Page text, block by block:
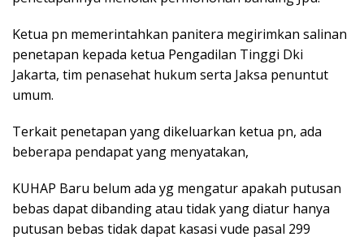
Ketua pn memerintahkan panitera megirimkan salinan
penetapan kepada ketua Pengadilan Tinggi Dki
Jakarta, tim penasehat hukum serta Jaksa penuntut
umum.
Terkait penetapan yang dikeluarkan ketua pn, ada
beberapa pendapat yang menyatakan,
KUHAP Baru belum ada yg mengatur apakah putusan
bebas dapat dibanding atau tidak yang diatur hanya
putusan bebas tidak dapat kasasi vude pasal 299